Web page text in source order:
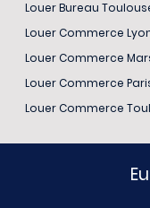
Louer Bureau
Louer Commerce
Louer Commerce
Louer Commerce
Louer Commerce